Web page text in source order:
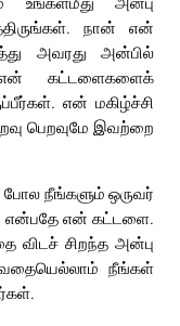
நான் என்
அவரது அன்பில்
என் கட்டளைகளைக்
என் மகிழ்ச்சி
பெறவுமே இவற்றை
போல நீங்களும் ஒருவர்
என்பதே என் கட்டளை.
விடச் சிறந்த அன்பு
நீங்கள்